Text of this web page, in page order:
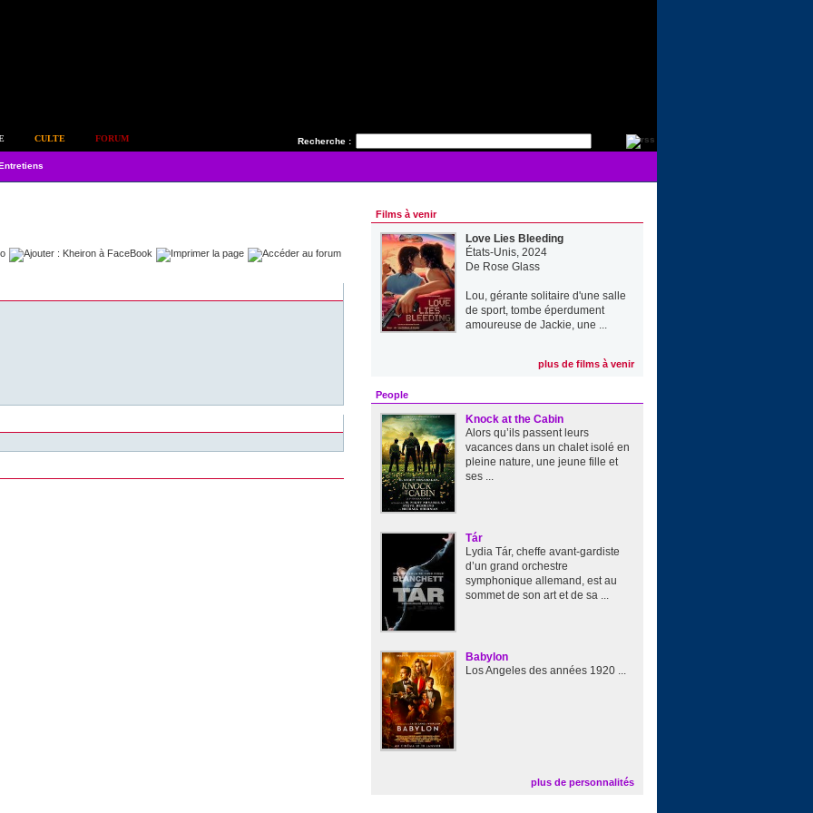
Recherche :
CULTE FORUM
Films à venir
Love Lies Bleeding
États-Unis, 2024
De Rose Glass
Lou, gérante solitaire d'une salle
de sport, tombe éperdument
amoureuse de Jackie, une ...
plus de films à venir
People
Knock at the Cabin
Alors qu’ils passent leurs
vacances dans un chalet isolé en
pleine nature, une jeune fille et
ses ...
Tár
Lydia Tár, cheffe avant-gardiste
d’un grand orchestre
symphonique allemand, est au
sommet de son art et de sa ...
Babylon
Los Angeles des années 1920 ...
plus de personnalités